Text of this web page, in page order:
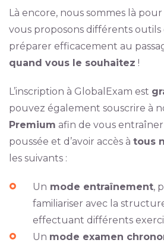
Là encore, nous sommes là
vous proposons différents
préparer efficacement au
quand vous le souhaitez !
L’inscription à GlobalExam est
pouvez également souscrire à
Premium afin de vous
poussée et d’avoir accès à tous
les suivants :
Un mode entraînement,
familiariser avec la
effectuant différents
Un mode examen